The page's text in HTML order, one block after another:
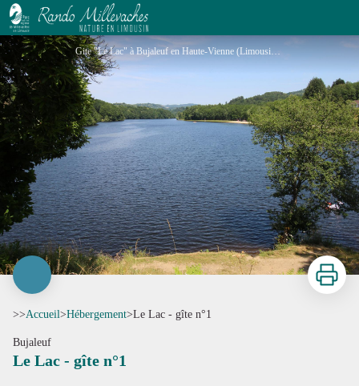
Le Lac - gîte n°1
Gite "Le Lac" à Bujaleuf en Haute-Vienne (Limousin en Nouvelle Aquitaine)_1 - Gîtes de France® Haute-Vienne
Imprimer
>>Accueil>Hébergement>Le Lac - gîte n°1
Bujaleuf
Le Lac - gîte n°1